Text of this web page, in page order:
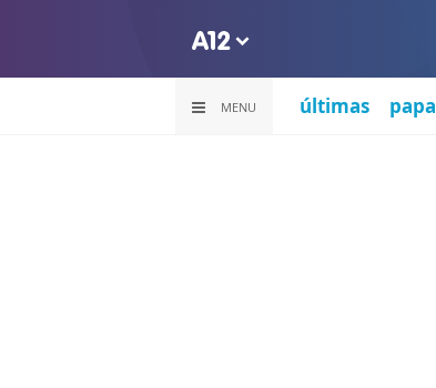
MENU últimas papa